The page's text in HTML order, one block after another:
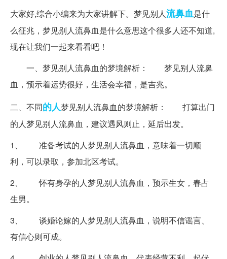
大家好,综合小编来为大家讲解下。梦见别人流鼻血是什
么征兆，梦见别人流鼻血是什么意思这个很多人还不知道,
现在让我们一起来看看吧！
一、梦见别人流鼻血的梦境解析：
梦见别人流鼻
血，预示着运势很好，生活会幸福，是吉兆。
二、不同的人梦见别人流鼻血的梦境解析：
打算出门
的人梦见别人流鼻血，建议遇风则止，延后出发。
1、 准备考试的人梦见别人流鼻血，意味着一切顺
利，可以录取，参加北区考试。
2、 怀有身孕的人梦见别人流鼻血，预示生女，春占
生男。
3、 谈婚论嫁的人梦见别人流鼻血，说明不信谣言、
有信心则可成。